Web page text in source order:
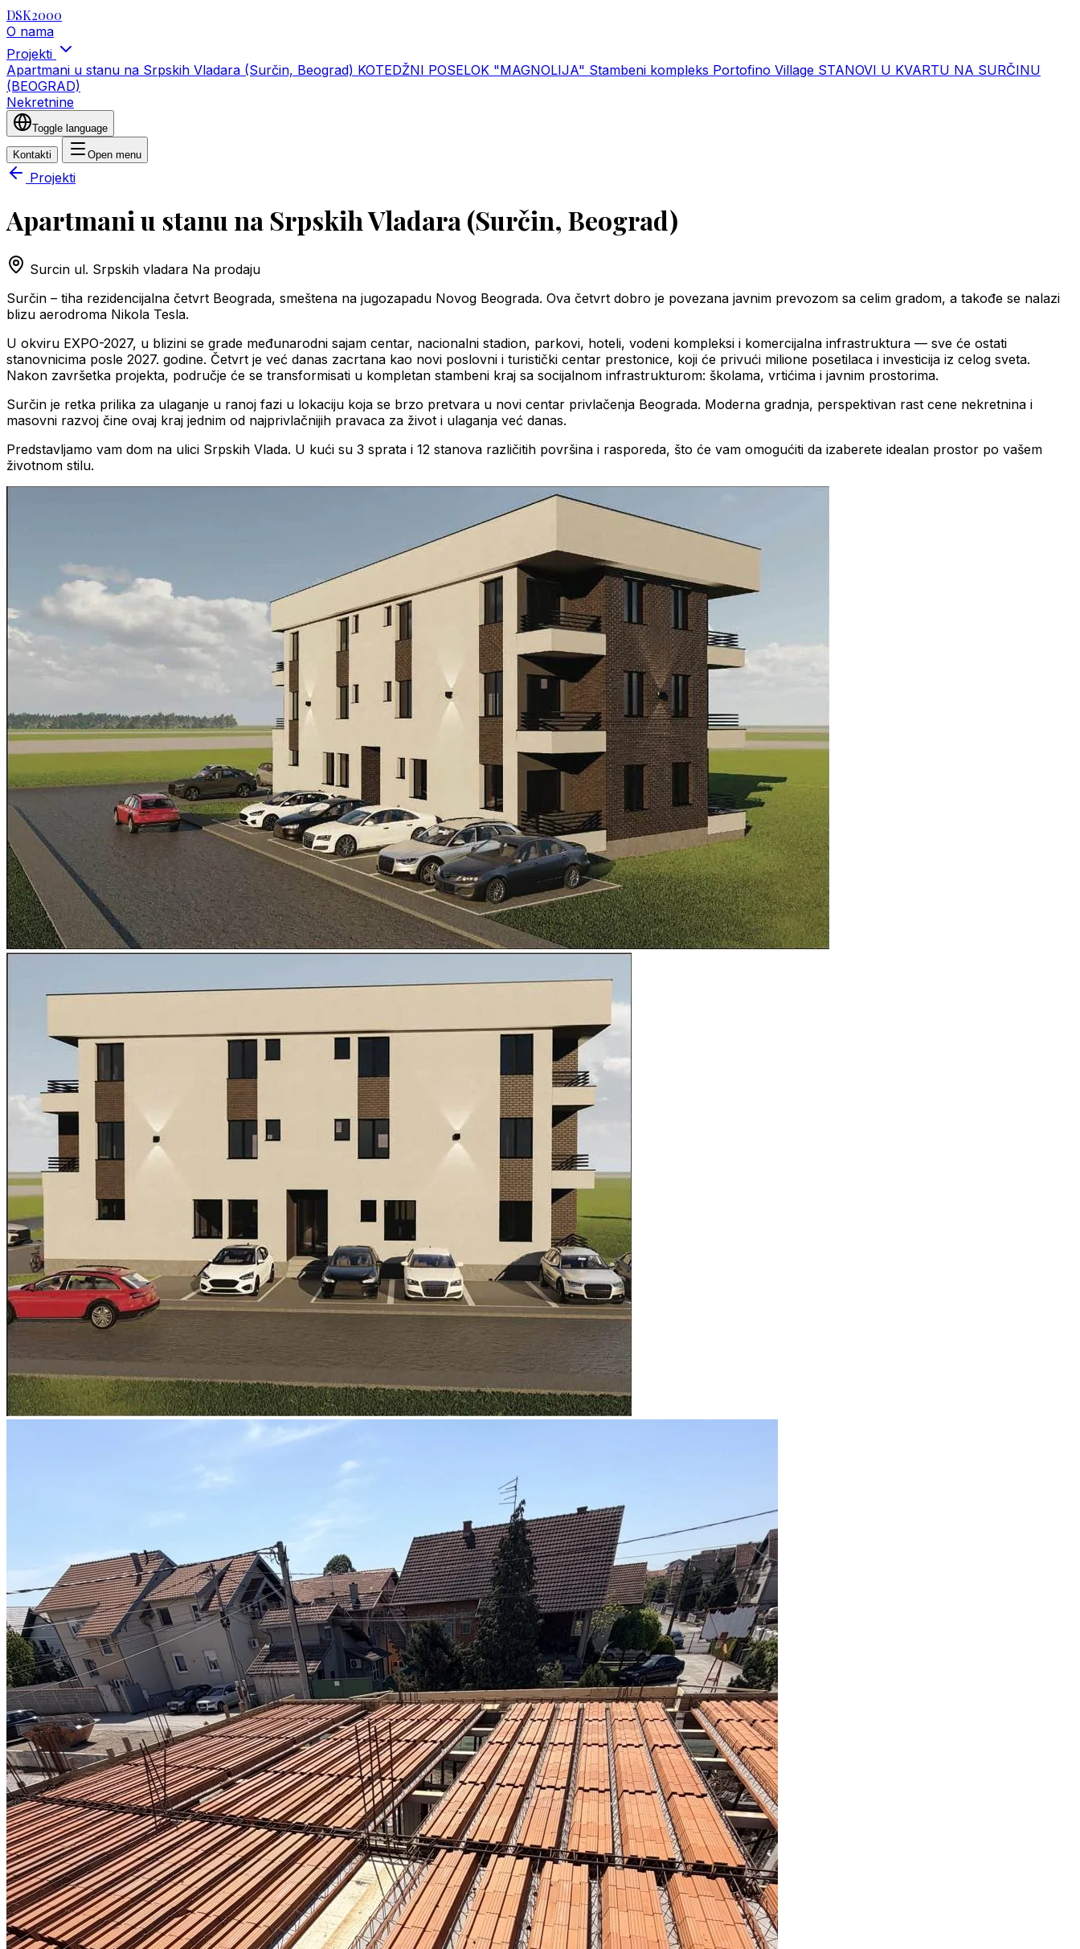
DSK2000
O nama
Projekti
Apartmani u stanu na Srpskih Vladara (Surčin, Beograd) KOTEDŽNI POSELOK "MAGNOLIJA" Stambeni kompleks Portofino Village STANOVI U KVARTU NA SURČINU
(BEOGRAD)
Nekretnine
Toggle language
Kontakti Open menu
Projekti
Apartmani u stanu na Srpskih Vladara (Surčin, Beograd)
Surcin ul. Srpskih vladara Na prodaju
Surčin – tiha rezidencijalna četvrt Beograda, smeštena na jugozapadu Novog Beograda. Ova četvrt dobro je povezana javnim prevozom sa celim gradom, a takođe se nalazi
blizu aerodroma Nikola Tesla.
U okviru EXPO-2027, u blizini se grade međunarodni sajam centar, nacionalni stadion, parkovi, hoteli, vodeni kompleksi i komercijalna infrastruktura — sve će ostati
stanovnicima posle 2027. godine. Četvrt je već danas zacrtana kao novi poslovni i turistički centar prestonice, koji će privući milione posetilaca i investicija iz celog sveta.
Nakon završetka projekta, područje će se transformisati u kompletan stambeni kraj sa socijalnom infrastrukturom: školama, vrtićima i javnim prostorima.
Surčin je retka prilika za ulaganje u ranoj fazi u lokaciju koja se brzo pretvara u novi centar privlačenja Beograda. Moderna gradnja, perspektivan rast cene nekretnina i
masovni razvoj čine ovaj kraj jednim od najprivlačnijih pravaca za život i ulaganja već danas.
Predstavljamo vam dom na ulici Srpskih Vlada. U kući su 3 sprata i 12 stanova različitih površina i rasporeda, što će vam omogućiti da izaberete idealan prostor po vašem
životnom stilu.